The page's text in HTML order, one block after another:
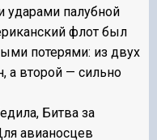
палубной
флот был
потерями: из двух
а второй — сильно
Битва за
авианосцев